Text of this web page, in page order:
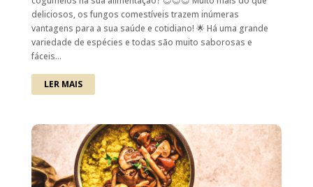
deliciosos, os fungos comestíveis trazem inúmeras
vantagens para a sua saúde e cotidiano! 🌟 Há uma grande
variedade de espécies e todas são muito saborosas e
fáceis...
LER MAIS